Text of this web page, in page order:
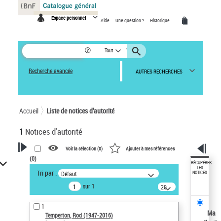
Espace personnel Aide Une question ? Historique
Tout
Recherche avancée AUTRES RECHERCHES
Accueil Liste de notices d’autorité
1 Notices d'autorité
VOTRE RECHERCHE
Recherche avancée dans les
notices d’autorité
Œuvres liées à l'auteur :
Temperton, Rod (1947-2016)
Voir la sélection (0) Ajouter à mes références
(0)
Tri par : Défaut
sur 1
20
résultats/page
1
Temperton, Rod (1947-2016)
RÉCUPÉRER
LES
NOTICES
Ma
Panneau de gestion des cookies